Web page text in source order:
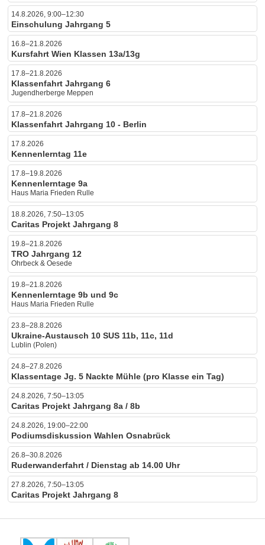
14.8.2026, 9:00–12:30
Einschulung Jahrgang 5
16.8–21.8.2026
Kursfahrt Wien Klassen 13a/13g
17.8–21.8.2026
Klassenfahrt Jahrgang 6
Jugendherberge Meppen
17.8–21.8.2026
Klassenfahrt Jahrgang 10 - Berlin
17.8.2026
Kennenlerntag 11e
17.8–19.8.2026
Kennenlerntage 9a
Haus Maria Frieden Rulle
18.8.2026, 7:50–13:05
Caritas Projekt Jahrgang 8
19.8–21.8.2026
TRO Jahrgang 12
Ohrbeck & Oesede
19.8–21.8.2026
Kennenlerntage 9b und 9c
Haus Maria Frieden Rulle
23.8–28.8.2026
Ukraine-Austausch 10 SUS 11b, 11c, 11d
Lublin (Polen)
24.8–27.8.2026
Klassentage Jg. 5 Nackte Mühle (pro Klasse ein Tag)
24.8.2026, 7:50–13:05
Caritas Projekt Jahrgang 8a / 8b
24.8.2026, 19:00–22:00
Podiumsdiskussion Wahlen Osnabrück
26.8–30.8.2026
Ruderwanderfahrt / Dienstag ab 14.00 Uhr
27.8.2026, 7:50–13:05
Caritas Projekt Jahrgang 8